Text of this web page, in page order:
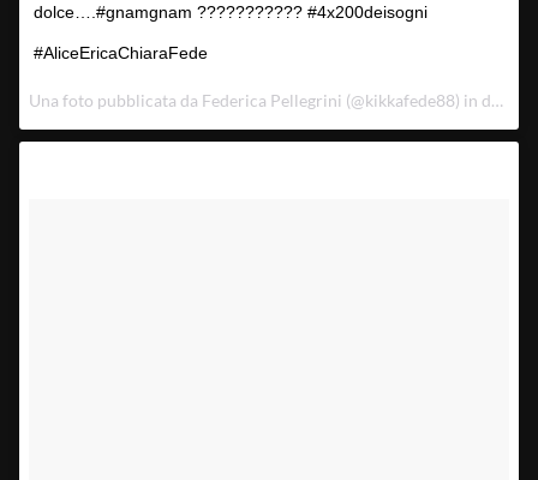
dolce….#gnamgnam ??????????? #4x200deisogni
#AliceEricaChiaraFede
Una foto pubblicata da Federica Pellegrini (@kikkafede88) in data: